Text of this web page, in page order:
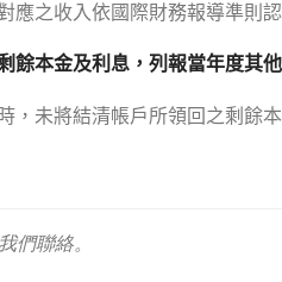
應之收入依國際財務報導準則
餘本金及利息，列報當年度其
，未將結清帳戶所領回之剩餘
們聯絡。